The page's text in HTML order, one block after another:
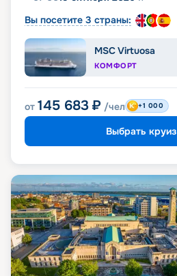
Вы посетите 3 страны:
MSC Virtuosa
КОМФОРТ
от 145 683 ₽ /чел +1 000
Выбрать круиз